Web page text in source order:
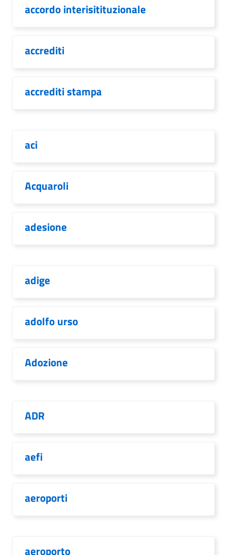
accordo interisitituzionale
accrediti
accrediti stampa
aci
Acquaroli
adesione
adige
adolfo urso
Adozione
ADR
aefi
aeroporti
aeroporto